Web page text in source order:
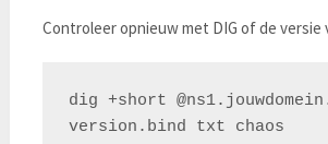
Controleer opnieuw met DIG of de versie
dig +short